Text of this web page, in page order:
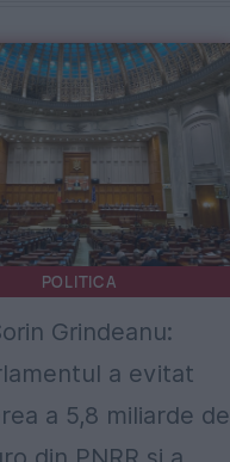
POLITICA
Grindeanu:
a evitat
a 5,8 miliarde de